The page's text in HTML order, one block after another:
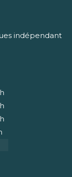
indépendant